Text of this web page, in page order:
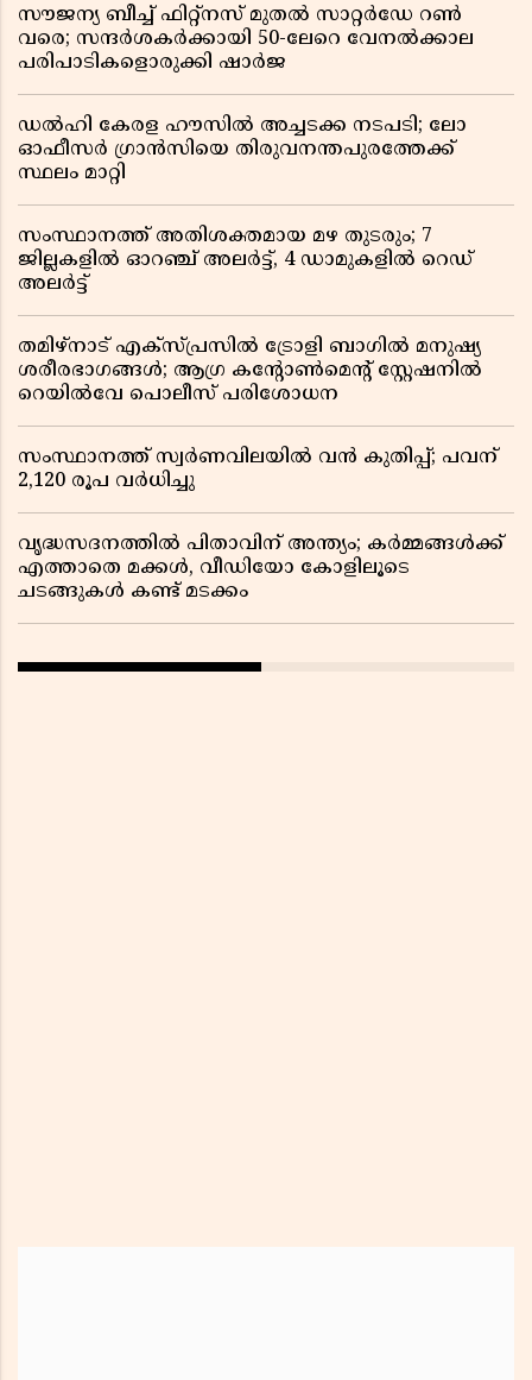
സൗജന്യ ബീച്ച് ഫിറ്റ്നസ് മുതൽ സാറ്റർഡേ റൺ
വരെ; സന്ദർശകർക്കായി 50-ലേറെ വേനൽക്കാല
പരിപാടികളൊരുക്കി ഷാർജ
ഡൽഹി കേരള ഹൗസിൽ അച്ചടക്ക നടപടി; ലോ
ഓഫീസർ ഗ്രാൻസിയെ തിരുവനന്തപുരത്തേക്ക്
സ്ഥലം മാറ്റി
സംസ്ഥാനത്ത് അതിശക്തമായ മഴ തുടരും; 7
ജില്ലകളിൽ ഓറഞ്ച് അലർട്ട്, 4 ഡാമുകളിൽ റെഡ്
അലർട്ട്
തമിഴ്‌നാട് എക്സ്പ്രസിൽ ട്രോളി ബാഗിൽ മനുഷ്യ
ശരീരഭാഗങ്ങൾ; ആഗ്ര കൻ്റോൺമെൻ്റ് സ്റ്റേഷനിൽ
റെയിൽവേ പൊലീസ് പരിശോധന
സംസ്ഥാനത്ത് സ്വര്‍ണവിലയില്‍ വന്‍ കുതിപ്പ്; പവന്
2,120 രൂപ വര്‍ധിച്ചു
വൃദ്ധസദനത്തിൽ പിതാവിന് അന്ത്യം; കർമ്മങ്ങൾക്ക്
എത്താതെ മക്കൾ, വീഡിയോ കോളിലൂടെ
ചടങ്ങുകൾ കണ്ട് മടക്കം